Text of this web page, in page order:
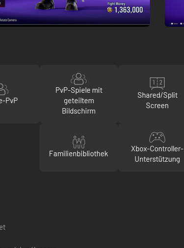
PvP
PvP-Spiele mit
geteiltem
Bildschirm
Shared/Split
Screen
Familienbibliothek
Xbox-Controller-
Unterstützung